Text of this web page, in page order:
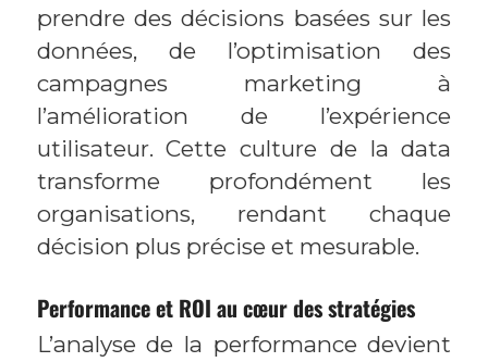
prendre des décisions basées sur les
données, de l’optimisation des
campagnes marketing à
l’amélioration de l’expérience
utilisateur. Cette culture de la data
transforme profondément les
organisations, rendant chaque
décision plus précise et mesurable.
Performance et ROI au cœur des stratégies
L’analyse de la performance devient